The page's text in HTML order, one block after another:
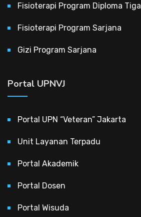
Fisioterapi Program Diploma Tiga
Fisioterapi Program Sarjana
Gizi Program Sarjana
Portal UPNVJ
Portal UPN “Veteran” Jakarta
Unit Layanan Terpadu
Portal Akademik
Portal Dosen
Portal Wisuda